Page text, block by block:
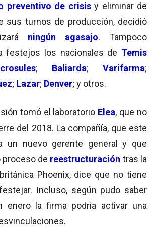
preventivo de crisis y eliminar de
sus turnos de producción, decidió
ningún agasajo. Tampoco
festejos los nacionales de Temis
; Baliarda; Varifarma;
; Lazar; Denver; y otros.
tomó el laboratorio Elea, que no
del 2018. La compañía, que este
un nuevo gerente general y que
proceso de reestructuración tras la
Phoenix, dice que no tiene
Incluso, según pudo saber
enero la firma podría activar una